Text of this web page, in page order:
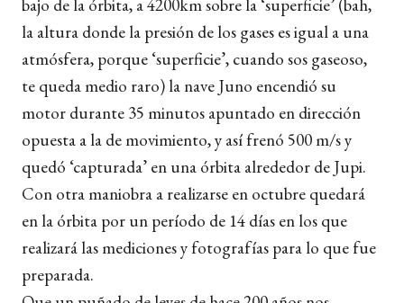
bajo de la órbita, a 4200km sobre la ‘superficie’ (bah,
la altura donde la presión de los gases es igual a una
atmósfera, porque ‘superficie’, cuando sos gaseoso,
te queda medio raro) la nave Juno encendió su
motor durante 35 minutos apuntado en dirección
opuesta a la de movimiento, y así frenó 500 m/s y
quedó ‘capturada’ en una órbita alrededor de Jupi.
Con otra maniobra a realizarse en octubre quedará
en la órbita por un período de 14 días en los que
realizará las mediciones y fotografías para lo que fue
preparada.